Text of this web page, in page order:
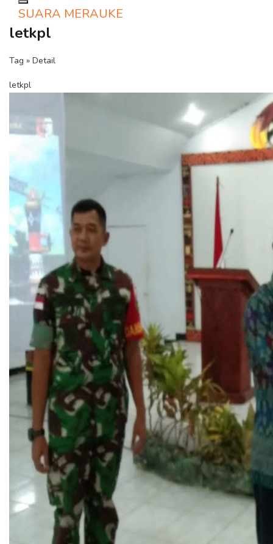
Toggle navigation
SUARA MERAUKE
letkpl
Tag » Detail
letkpl